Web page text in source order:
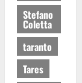
Stefano
Coletta
taranto
Tares